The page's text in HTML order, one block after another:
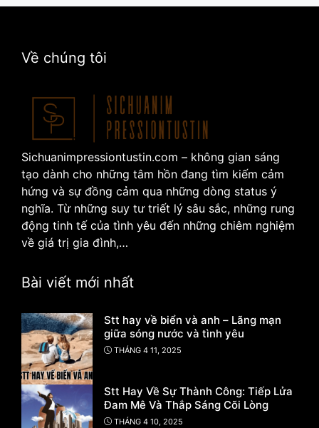
Về chúng tôi
Sichuanimpressiontustin.com – không gian sáng
tạo dành cho những tâm hồn đang tìm kiếm cảm
hứng và sự đồng cảm qua những dòng status ý
nghĩa. Từ những suy tư triết lý sâu sắc, những rung
động tinh tế của tình yêu đến những chiêm nghiệm
về giá trị gia đình,…
Bài viết mới nhất
Stt hay về biển và anh – Lãng mạn
giữa sóng nước và tình yêu
THÁNG 4 11, 2025
Stt Hay Về Sự Thành Công: Tiếp Lửa
Đam Mê Và Thắp Sáng Cõi Lòng
THÁNG 4 10, 2025